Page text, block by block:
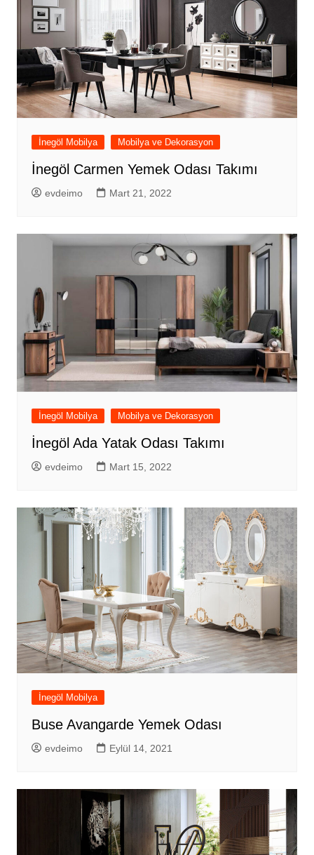
İnegöl Mobilya Mobilya ve Dekorasyon
İnegöl Carmen Yemek Odası Takımı
evdeimo Mart 21, 2022
İnegöl Mobilya Mobilya ve Dekorasyon
İnegöl Ada Yatak Odası Takımı
evdeimo Mart 15, 2022
İnegöl Mobilya
Buse Avangarde Yemek Odası
evdeimo Eylül 14, 2021